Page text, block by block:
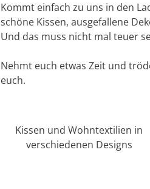
Kommt einfach zu uns in den
schöne Kissen, ausgefallene
Und das muss nicht mal teuer
Nehmt euch etwas Zeit und
euch.
Kissen und Wohntextilien in
verschiedenen Designs